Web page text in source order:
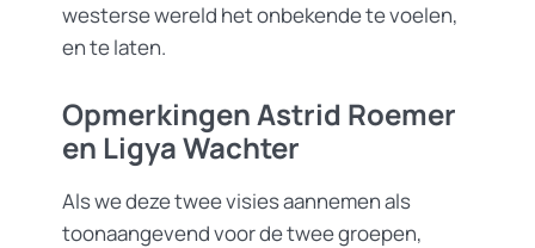
westerse wereld het onbekende te voelen,
en te laten.
Opmerkingen Astrid Roemer
en Ligya Wachter
Als we deze twee visies aannemen als
toonaangevend voor de twee groepen,